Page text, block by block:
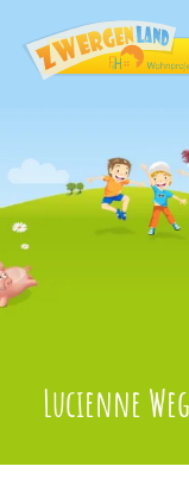
Lucienne